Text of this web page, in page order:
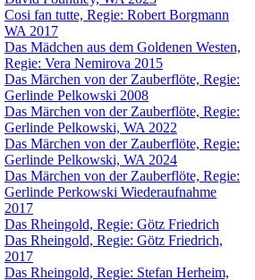
Cosi fan tutte, Regie: Robert Borgmann
WA 2017
Das Mädchen aus dem Goldenen Westen,
Regie: Vera Nemirova 2015
Das Märchen von der Zauberflöte, Regie:
Gerlinde Pelkowski 2008
Das Märchen von der Zauberflöte, Regie:
Gerlinde Pelkowski, WA 2022
Das Märchen von der Zauberflöte, Regie:
Gerlinde Pelkowski, WA 2024
Das Märchen von der Zauberflöte, Regie:
Gerlinde Perkowski Wiederaufnahme
2017
Das Rheingold, Regie: Götz Friedrich
Das Rheingold, Regie: Götz Friedrich,
2017
Das Rheingold, Regie: Stefan Herheim,